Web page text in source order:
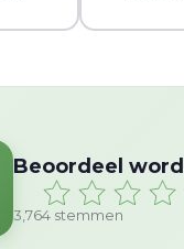
Beoordeel
3,764stemmen